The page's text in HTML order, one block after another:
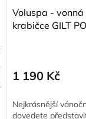
Voluspa -
krabičce GILT
kardamon,
1 190 Kč
Nejkrásnější
dovedete